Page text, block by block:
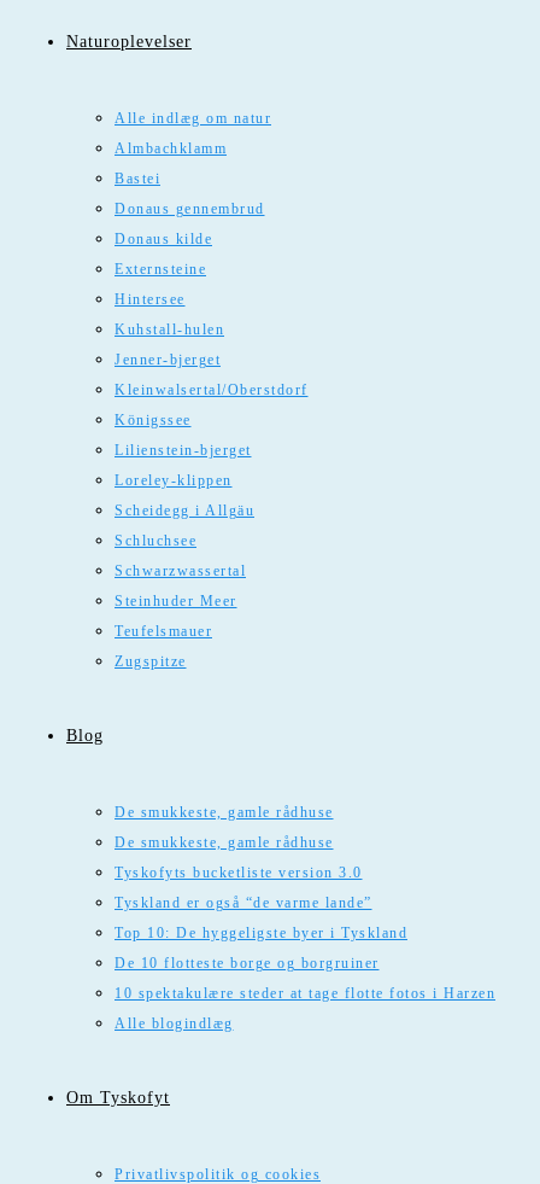
Naturoplevelser
Alle indlæg om natur
Almbachklamm
Bastei
Donaus gennembrud
Donaus kilde
Externsteine
Hintersee
Kuhstall-hulen
Jenner-bjerget
Kleinwalsertal/Oberstdorf
Königssee
Lilienstein-bjerget
Loreley-klippen
Scheidegg i Allgäu
Schluchsee
Schwarzwassertal
Steinhuder Meer
Teufelsmauer
Zugspitze
Blog
De smukkeste, gamle rådhuse
De smukkeste, gamle rådhuse
Tyskofyts bucketliste version 3.0
Tyskland er også “de varme lande”
Top 10: De hyggeligste byer i Tyskland
De 10 flotteste borge og borgruiner
10 spektakulære steder at tage flotte fotos i Harzen
Alle blogindlæg
Om Tyskofyt
Privatlivspolitik og cookies